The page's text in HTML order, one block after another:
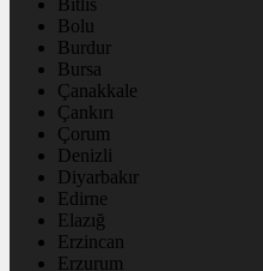
Bitlis
Bolu
Burdur
Bursa
Çanakkale
Çankırı
Çorum
Denizli
Diyarbakır
Edirne
Elazığ
Erzincan
Erzurum